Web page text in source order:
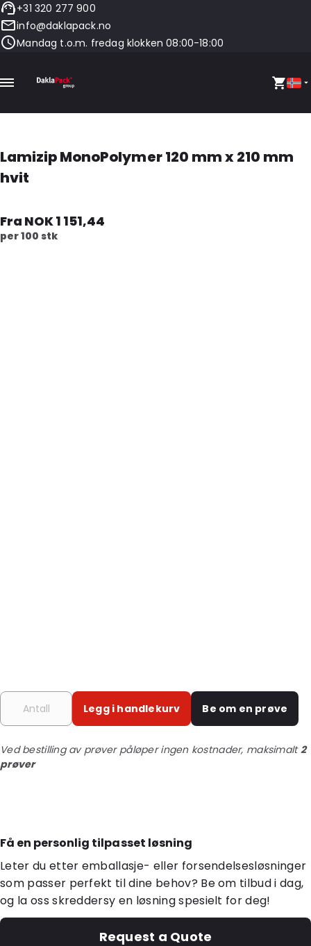
+31 320 277 900
info@daklapack.no
Mandag t.o.m. fredag klokken 08:00-18:00
Lamizip MonoPolymer 120 mm x 210 mm
hvit
Fra NOK 1 151,44
per 100 stk
Legg i handlekurv Be om en prøve
Ved bestilling av prøver påløper ingen kostnader, maksimalt2
prøver
Få en personlig tilpasset løsning
Leter du etter emballasje- eller forsendelsesløsninger
som passer perfekt til dine behov? Be om tilbud i dag,
og la oss skreddersy en løsning spesielt for deg!
Request a Quote